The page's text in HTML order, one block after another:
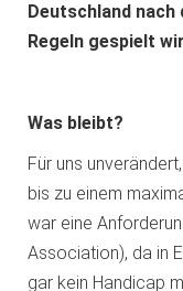
Deutschland nach
Regeln gespielt
Was bleibt?
Für uns
bis zu einem
war eine
Association), da in
gar kein Handicap